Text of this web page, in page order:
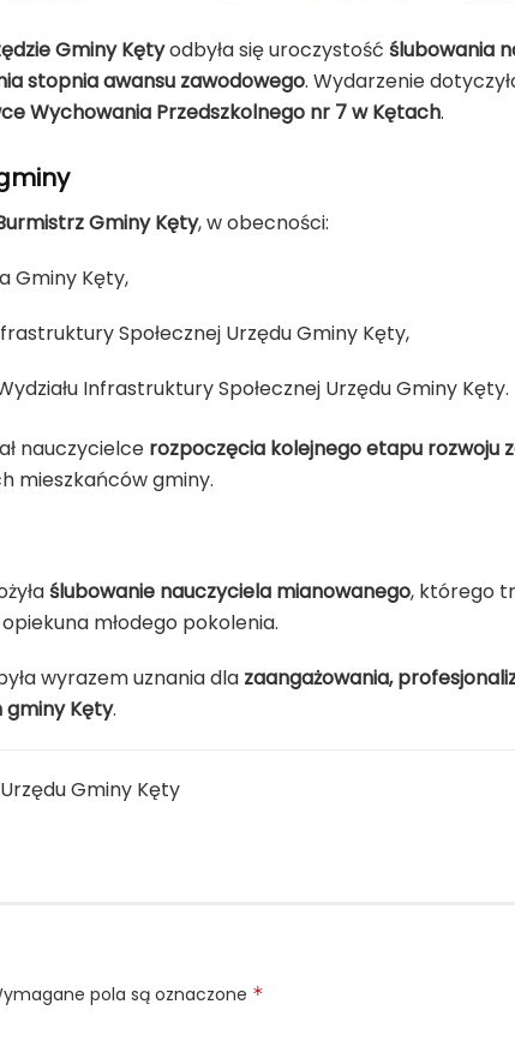
Gminy Kętyodbyła się uroczystość ślubowania
stopnia awansu zawodowego. Wydarzenie
Wychowania Przedszkolnego nr 7 w Kętach.
Gminy Kęty, w obecności:
Gminy Kęty,
Społecznej Urzędu Gminy Kęty,
Infrastruktury Społecznej Urzędu Gminy Kęty.
nauczycielce rozpoczęcia kolejnego etapu rozwoju
mieszkańców gminy.
ślubowanie nauczyciela mianowanego, którego
młodego pokolenia.
wyrazem uznania dla zaangażowania,
Kęty.
Gminy Kęty
pola są oznaczone *